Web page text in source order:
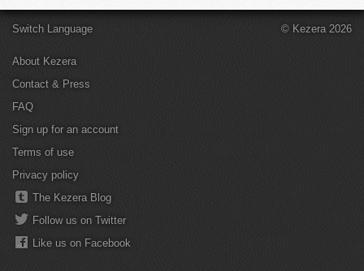
Switch Language
About Kezera
Contact & Press
FAQ
Sign up for an account
Terms of use
Privacy policy
The Kezera Blog
Follow us on Twitter
Like us on Facebook
© Kezera 2026